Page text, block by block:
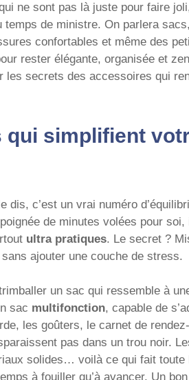
ne sont pas là juste pour faire
de ministre. On parlera
confortables et même des
rester élégante, organisée et
secrets des accessoires qui
qui simplifient
dis, c’est un vrai numéro
de minutes volées pour soi,
ultra pratiques. Le secret ?
sans ajouter une couche de stress.
un sac qui ressemble à
sac multifonction, capable de
les goûters, le carnet de
pas dans un trou noir.
solides… voilà ce qui fait toute
à fouiller qu’à avancer. Un